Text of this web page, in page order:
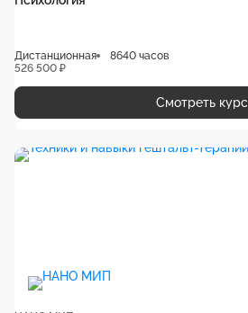
Дистанционная
8640 часов
526 500 ₽
Смотреть курс